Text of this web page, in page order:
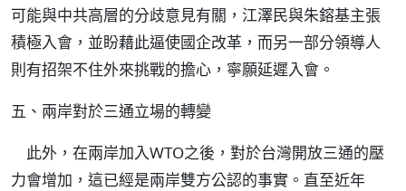
可能與中共高層的分歧意見有關，江澤民與朱鎔基主張
積極入會，並盼藉此逼使國企改革，而另一部分領導人
則有招架不住外來挑戰的擔心，寧願延遲入會。
五、兩岸對於三通立場的轉變
此外，在兩岸加入WTO之後，對於台灣開放三通的壓
力會增加，這已經是兩岸雙方公認的事實。直至近年